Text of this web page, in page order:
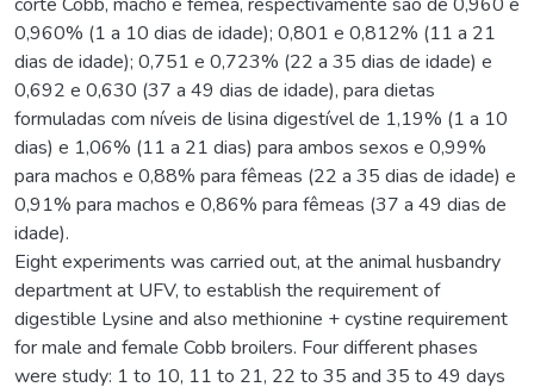
0,960% (1 a 10 dias de idade); 0,801 e 0,812% (11 a 21
dias de idade); 0,751 e 0,723% (22 a 35 dias de idade) e
0,692 e 0,630 (37 a 49 dias de idade), para dietas
formuladas com níveis de lisina digestível de 1,19% (1 a 10
dias) e 1,06% (11 a 21 dias) para ambos sexos e 0,99%
para machos e 0,88% para fêmeas (22 a 35 dias de idade) e
0,91% para machos e 0,86% para fêmeas (37 a 49 dias de
idade).
Eight experiments was carried out, at the animal husbandry
department at UFV, to establish the requirement of
digestible Lysine and also methionine + cystine requirement
for male and female Cobb broilers. Four different phases
were study: 1 to 10, 11 to 21, 22 to 35 and 35 to 49 days